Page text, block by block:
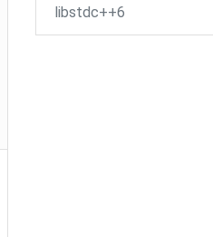
libstdc++6